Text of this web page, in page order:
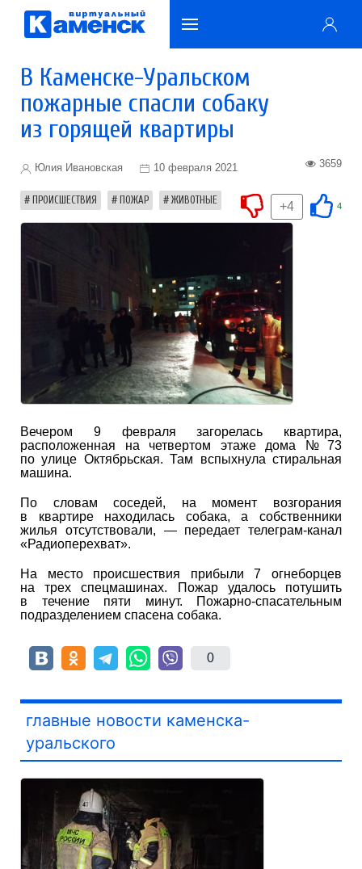
В Каменске-Уральском
пожарные спасли собаку
из горящей квартиры
Юлия Ивановская 10 февраля 2021 3659
ПРОИСШЕСТВИЯ ПОЖАР ЖИВОТНЫЕ 4
+4
Вечером 9 февраля загорелась квартира,
расположенная на четвертом этаже дома № 73
по улице Октябрьская. Там вспыхнула стиральная
машина.
По словам соседей, на момент возгорания
в квартире находилась собака, а собственники
жилья отсутствовали, — передает телеграм-канал
«Радиоперехват».
На место происшествия прибыли 7 огнеборцев
на трех спецмашинах. Пожар удалось потушить
в течение пяти минут. Пожарно-спасательным
подразделением спасена собака.
0
главные новости каменска-
уральского